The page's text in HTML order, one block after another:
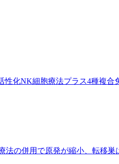
化NK細胞療法プラス4種複
の併用で原発が縮小、転移